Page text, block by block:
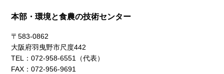
本部・環境と食農の技術センター
〒583-0862
大阪府羽曳野市尺度442
TEL：072-958-6551（代表）
FAX：072-956-9691